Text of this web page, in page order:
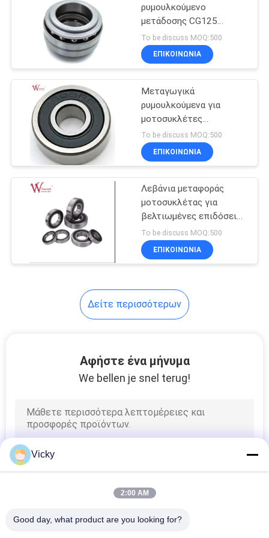
Μέρη εξαρτημάτων
μοτοσικλετών
Περισσότερα
καυτά προϊόντα
Φαρμακευτικών
Φαρμακευτικών
Φαρμακευτικών
Φαρμακευτικών
Φαρμακευτικών
ρυμουλκούμενο
μετάδοσης CG125
μοτοσυκλέτα:
Βελτιώστε τις
επιδόσεις και
ζωής με αυτοπεποίθηση
To be discuss MOQ:500
ΕΠΙΚΟΙΝΩΝΙΑ
Μεταγωγικά
ρυμουλκούμενα για
μοτοσυκλέτες
Μεταγωγικά
ρυμουλκούμενα για
μοτοσυκλέτες
To be discuss MOQ:500
ΕΠΙΚΟΙΝΩΝΙΑ
Λεβάνια μεταφοράς
μοτοσυκλέτας για
βελτιωμένες επιδόσεις
ομαλής οδήγησης
To be discuss MOQ:500
ΕΠΙΚΟΙΝΩΝΙΑ
Δείτε περισσότερων
Αφήστε ένα μήνυμα
We bellen je snel terug!
Vicky
2:00 AM
Good day, what product are you looking for?